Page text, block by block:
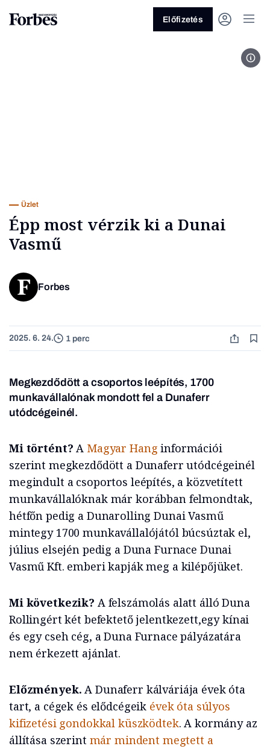
Előfizetés
Üzlet
Épp most vérzik ki a Dunai
Vasmű
Forbes
2025. 6. 24. 1 perc
Megkezdődött a csoportos leépítés, 1700
munkavállalónak mondott fel a Dunaferr
utódcégeinél.
Mi történt? A Magyar Hang információi
szerint megkezdődött a Dunaferr utódcégeinél
megindult a csoportos leépítés, a közvetített
munkavállalóknak már korábban felmondtak,
hétfőn pedig a Dunarolling Dunai Vasmű
mintegy 1700 munkavállalójától búcsúztak el,
július elsején pedig a Duna Furnace Dunai
Vasmű Kft. emberi kapják meg a kilépőjüket.
Mi következik? A felszámolás alatt álló Duna
Rollingért két befektető jelentkezett,egy kínai
és egy cseh cég, a Duna Furnace pályázatára
nem érkezett ajánlat.
Előzmények. A Dunaferr kálváriája évek óta
tart, a cégek és elődcégeik évek óta súlyos
kifizetési gondokkal küszködtek. A kormány az
állítása szerint már mindent megtett a